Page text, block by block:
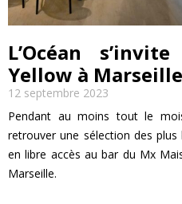
L’Océan
Yellow à Marseille
12 septembre 2023
Pendant au moins tout le
retrouver une sélection des plus
en libre accès au bar du Mx
Marseille.